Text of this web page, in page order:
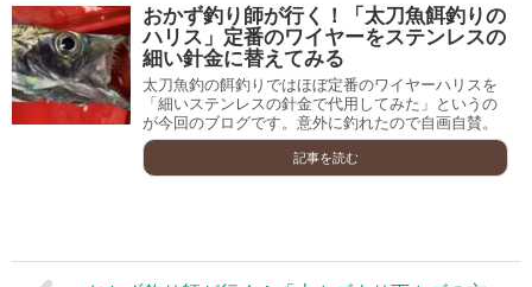
おかず釣り師が行く！「太刀魚餌釣りの
ハリス」定番のワイヤーをステンレスの
細い針金に替えてみる
太刀魚釣の餌釣りではほぼ定番のワイヤーハリスを
「細いステンレスの針金で代用してみた」というの
が今回のブログです。意外に釣れたので自画自賛。
記事を読む